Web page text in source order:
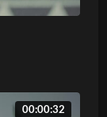
00:00:32